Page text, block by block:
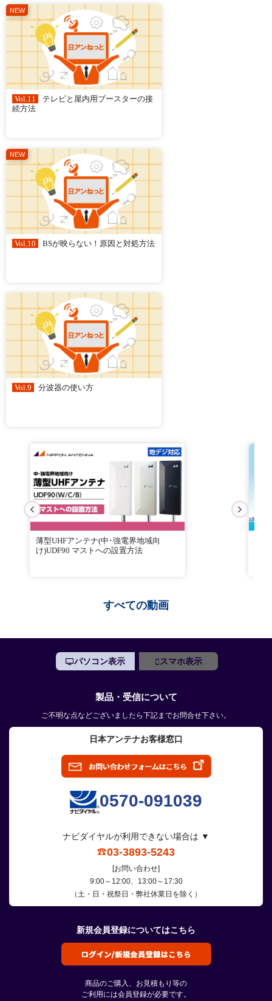
Vol.11
テレビと屋内用ブースターの接
続方法
Vol.10 BSが映らない！原因と対処方法
Vol.9 分波器の使い方
薄型UHFアンテナ(中･強電界地域向
け)UDF90 マストへの設置方法
すべての動画
パソコン表示 スマホ表示
製品・受信について
ご不明な点などございましたら下記までお問合せ下さい。
日本アンテナお客様窓口
0570-091039
ナビダイヤルが利用できない場合は ▼
03-3893-5243
[お問い合わせ]
9:00～12:00、13:00～17:30
（土・日・祝祭日・弊社休業日を除く）
新規会員登録についてはこちら
商品のご購入、お見積もり等の
ご利用には会員登録が必要です。